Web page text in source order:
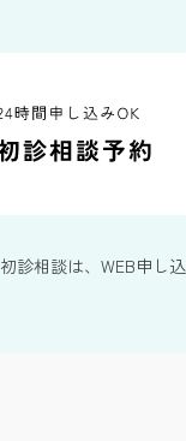
初診相談は、WEB申し